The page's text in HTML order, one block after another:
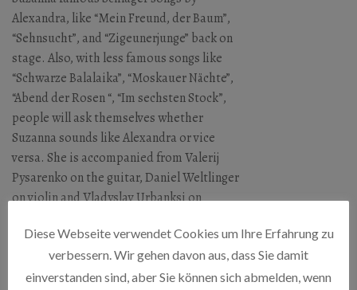
Alexandra, like “Mein Freund, der Baum”,
“Sehnsucht”, and “Zigeunerjunge” back on
stage. Also, with less famous songs like
“Schwarze Balalaika”, “Moskauer Nächte”,
“Abend der Rosen “, “Im sechsten Stock”,
people will ask themselves whether
Suzanna sounds like Alexandra or vice
versa. She is accompanied from Valerij
Pysarenko on the guitar, Daniel Weltlinger
on violin and Vladyslav Urbanksi on
Diese Webseite verwendet Cookies um Ihre Erfahrung zu
verbessern. Wir gehen davon aus, dass Sie damit
einverstanden sind, aber Sie können sich abmelden, wenn